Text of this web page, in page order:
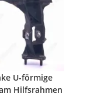
U-förmige
Hilfsrahmen